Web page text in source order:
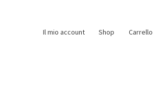
Il mio account Shop Carrello